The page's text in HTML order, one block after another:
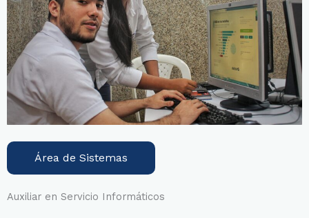
Área de Sistemas
Auxiliar en Servicio Informáticos